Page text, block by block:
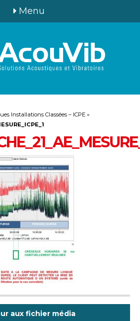
Menu
Installations Classées – ICPE »
aux fichier média